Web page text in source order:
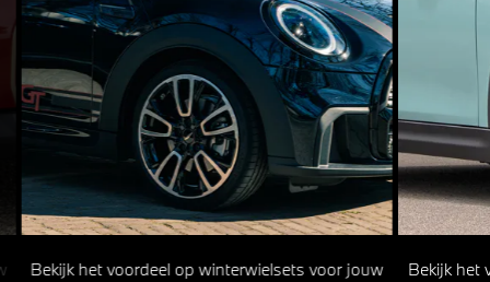
Bekijk het voordeel op winterwielsets voor jouw
Bekijk het